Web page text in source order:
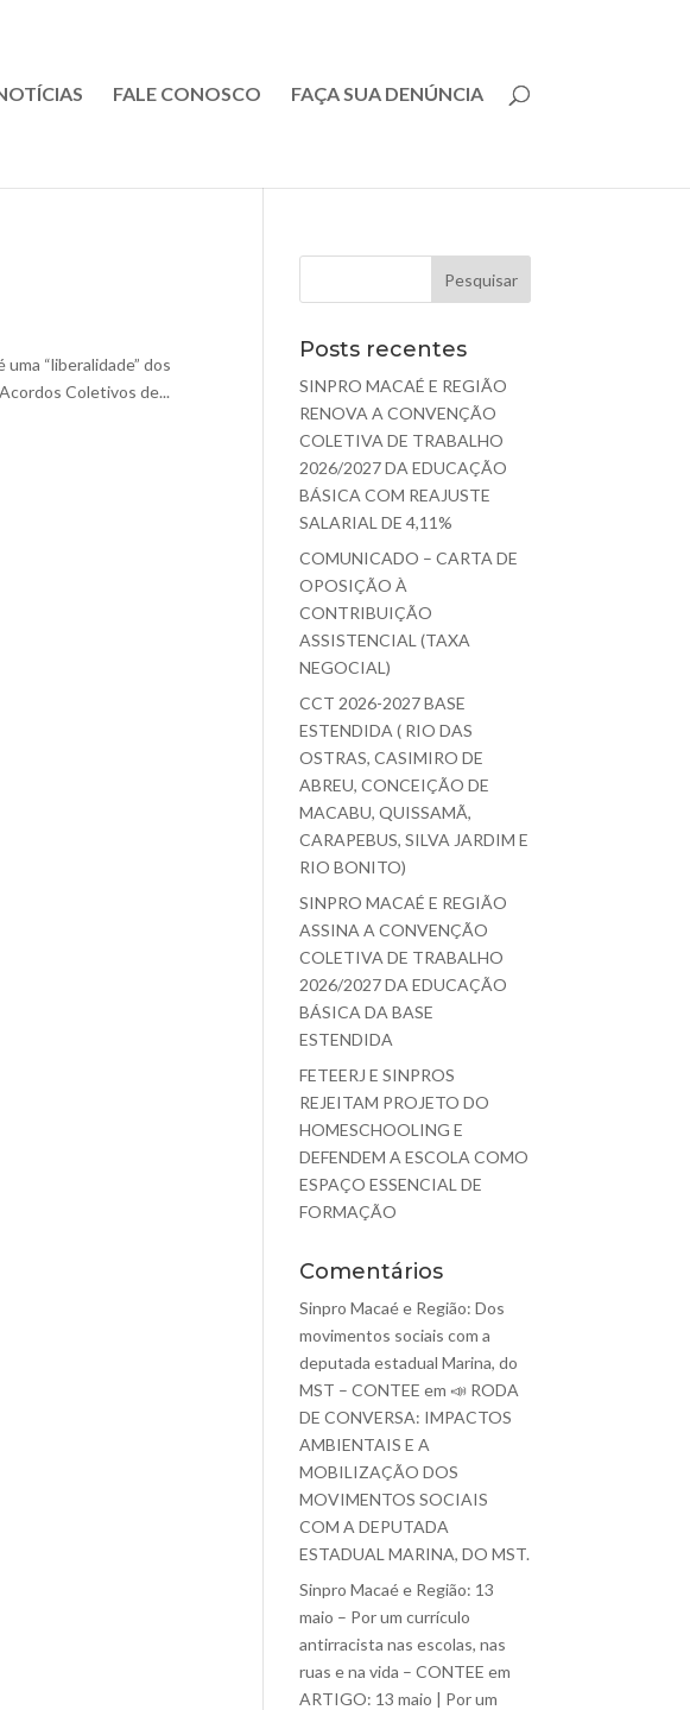
FALE CONOSCO FAÇA SUA DENÚNCIA
“liberalidade” dos
Coletivos de...
Posts recentes
SINPRO MACAÉ E REGIÃO
RENOVA A CONVENÇÃO
COLETIVA DE TRABALHO
2026/2027 DA EDUCAÇÃO
BÁSICA COM REAJUSTE
SALARIAL DE 4,11%
COMUNICADO – CARTA DE
OPOSIÇÃO À
CONTRIBUIÇÃO
ASSISTENCIAL (TAXA
NEGOCIAL)
CCT 2026-2027 BASE
ESTENDIDA ( RIO DAS
OSTRAS, CASIMIRO DE
ABREU, CONCEIÇÃO DE
MACABU, QUISSAMÃ,
CARAPEBUS, SILVA JARDIM E
RIO BONITO)
SINPRO MACAÉ E REGIÃO
ASSINA A CONVENÇÃO
COLETIVA DE TRABALHO
2026/2027 DA EDUCAÇÃO
BÁSICA DA BASE
ESTENDIDA
FETEERJ E SINPROS
REJEITAM PROJETO DO
HOMESCHOOLING E
DEFENDEM A ESCOLA COMO
ESPAÇO ESSENCIAL DE
FORMAÇÃO
Comentários
Sinpro Macaé e Região: Dos
movimentos sociais com a
deputada estadual Marina, do
MST – CONTEE em 📣 RODA
DE CONVERSA: IMPACTOS
AMBIENTAIS E A
MOBILIZAÇÃO DOS
MOVIMENTOS SOCIAIS
COM A DEPUTADA
ESTADUAL MARINA, DO MST.
Sinpro Macaé e Região: 13
maio – Por um currículo
antirracista nas escolas, nas
ruas e na vida – CONTEE em
ARTIGO: 13 maio | Por um